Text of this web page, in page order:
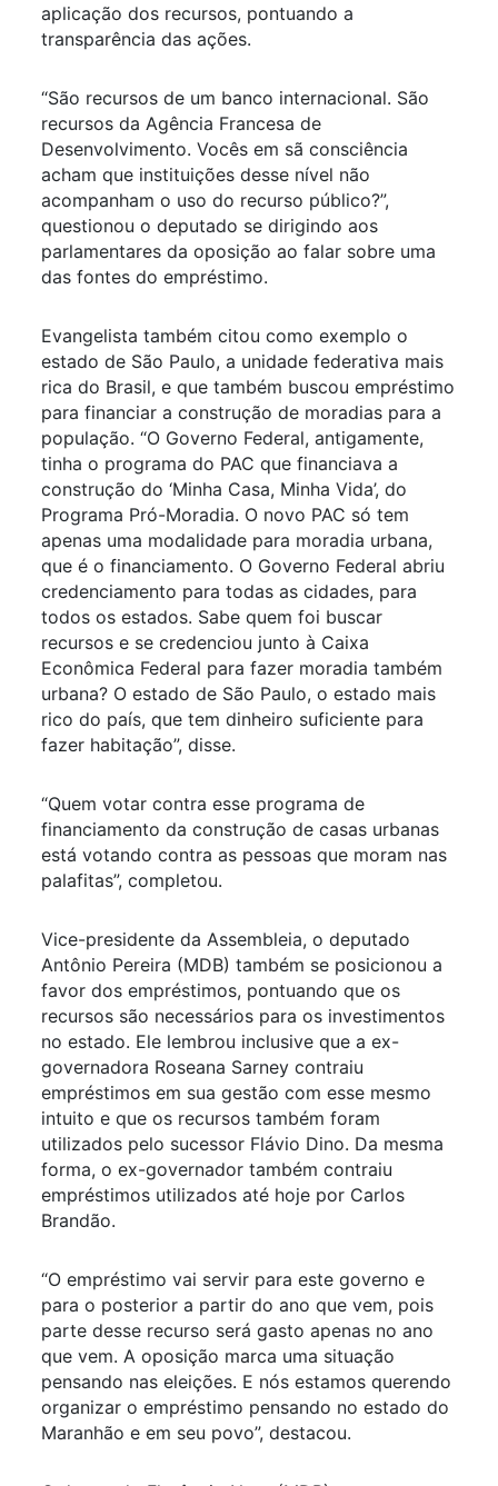
aplicação dos recursos, pontuando a
transparência das ações.
“São recursos de um banco internacional. São
recursos da Agência Francesa de
Desenvolvimento. Vocês em sã consciência
acham que instituições desse nível não
acompanham o uso do recurso público?”,
questionou o deputado se dirigindo aos
parlamentares da oposição ao falar sobre uma
das fontes do empréstimo.
Evangelista também citou como exemplo o
estado de São Paulo, a unidade federativa mais
rica do Brasil, e que também buscou empréstimo
para financiar a construção de moradias para a
população. “O Governo Federal, antigamente,
tinha o programa do PAC que financiava a
construção do ‘Minha Casa, Minha Vida’, do
Programa Pró-Moradia. O novo PAC só tem
apenas uma modalidade para moradia urbana,
que é o financiamento. O Governo Federal abriu
credenciamento para todas as cidades, para
todos os estados. Sabe quem foi buscar
recursos e se credenciou junto à Caixa
Econômica Federal para fazer moradia também
urbana? O estado de São Paulo, o estado mais
rico do país, que tem dinheiro suficiente para
fazer habitação”, disse.
“Quem votar contra esse programa de
financiamento da construção de casas urbanas
está votando contra as pessoas que moram nas
palafitas”, completou.
Vice-presidente da Assembleia, o deputado
Antônio Pereira (MDB) também se posicionou a
favor dos empréstimos, pontuando que os
recursos são necessários para os investimentos
no estado. Ele lembrou inclusive que a ex-
governadora Roseana Sarney contraiu
empréstimos em sua gestão com esse mesmo
intuito e que os recursos também foram
utilizados pelo sucessor Flávio Dino. Da mesma
forma, o ex-governador também contraiu
empréstimos utilizados até hoje por Carlos
Brandão.
“O empréstimo vai servir para este governo e
para o posterior a partir do ano que vem, pois
parte desse recurso será gasto apenas no ano
que vem. A oposição marca uma situação
pensando nas eleições. E nós estamos querendo
organizar o empréstimo pensando no estado do
Maranhão e em seu povo”, destacou.